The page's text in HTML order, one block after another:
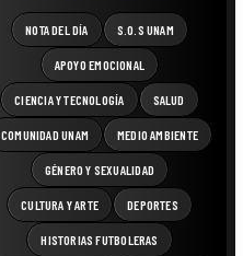
NOTA DEL DÍA S.O.S UNAM
APOYO EMOCIONAL
CIENCIA Y TECNOLOGÍA SALUD
COMUNIDAD UNAM MEDIO AMBIENTE
GÉNERO Y SEXUALIDAD
CULTURA Y ARTE DEPORTES
HISTORIAS FUTBOLERAS